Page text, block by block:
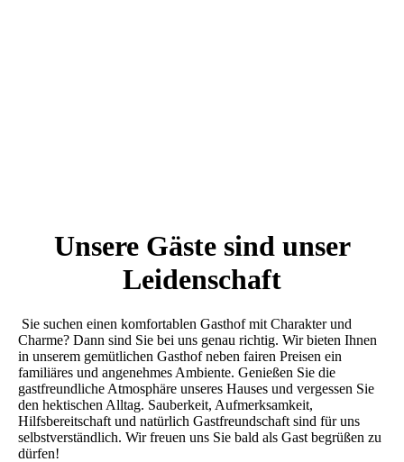
Unsere Gäste sind unser
Leidenschaft
Sie suchen einen komfortablen Gasthof mit Charakter und
Charme? Dann sind Sie bei uns genau richtig. Wir bieten Ihnen
in unserem gemütlichen Gasthof neben fairen Preisen ein
familiäres und angenehmes Ambiente. Genießen Sie die
gastfreundliche Atmosphäre unseres Hauses und vergessen Sie
den hektischen Alltag. Sauberkeit, Aufmerksamkeit,
Hilfsbereitschaft und natürlich Gastfreundschaft sind für uns
selbstverständlich. Wir freuen uns Sie bald als Gast begrüßen zu
dürfen!